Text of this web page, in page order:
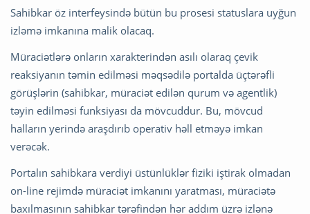
Sahibkar öz interfeysində bütün bu prosesi statuslara uyğun
izləmə imkanına malik olacaq.
Müraciətlərə onların xarakterindən asılı olaraq çevik
reaksiyanın təmin edilməsi məqsədilə portalda üçtərəfli
görüşlərin (sahibkar, müraciət edilən qurum və agentlik)
təyin edilməsi funksiyası da mövcuddur. Bu, mövcud
halların yerində araşdırıb operativ həll etməyə imkan
verəcək.
Portalın sahibkara verdiyi üstünlüklər fiziki iştirak olmadan
on-line rejimdə müraciət imkanını yaratması, müraciətə
baxılmasının sahibkar tərəfindən hər addım üzrə izlənə